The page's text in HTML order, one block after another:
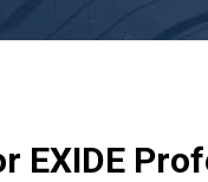
EXIDE